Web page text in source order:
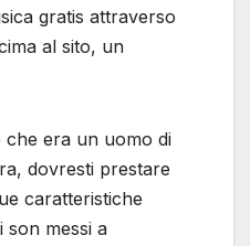
gratis attraverso
al sito, un
che era un uomo di
dovresti prestare
caratteristiche
son messi a